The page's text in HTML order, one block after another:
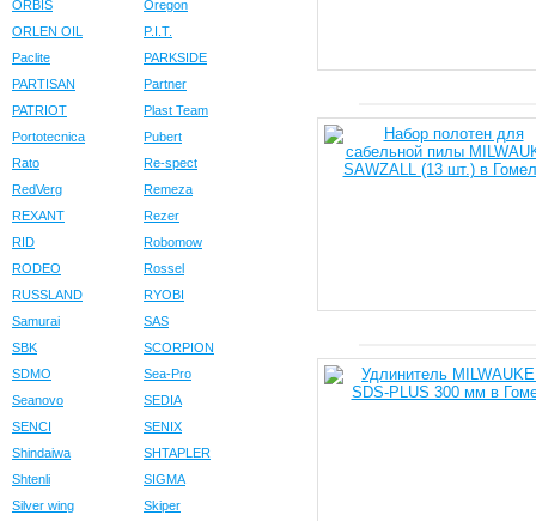
ORBIS
Oregon
ORLEN OIL
P.I.T.
Paclite
PARKSIDE
PARTISAN
Partner
PATRIOT
Plast Team
Portotecnica
Pubert
Rato
Re-spect
RedVerg
Remeza
REXANT
Rezer
RID
Robomow
RODEO
Rossel
RUSSLAND
RYOBI
Samurai
SAS
SBK
SCORPION
SDMO
Sea-Pro
Seanovo
SEDIA
SENCI
SENIX
Shindaiwa
SHTAPLER
Shtenli
SIGMA
Silver wing
Skiper